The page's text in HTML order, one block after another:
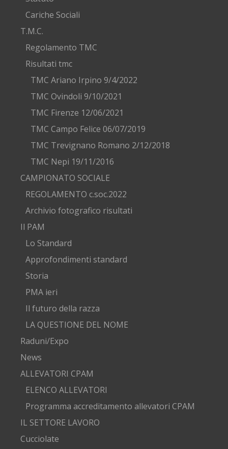
Cariche Sociali
T.M.C.
Regolamento TMC
Risultati tmc
TMC Ariano Irpino 9/4/2022
TMC Ovindoli 9/10/2021
TMC Firenze 12/06/2021
TMC Campo Felice 06/07/2019
TMC Trevignano Romano 2/12/2018
TMC Nepi 19/11/2016
CAMPIONATO SOCIALE
REGOLAMENTO c.soc.2022
Archivio fotografico risultati
Il PAM
Lo Standard
Approfondimenti standard
Storia
PMA ieri
Il futuro della razza
LA QUESTIONE DEL NOME
Raduni/Expo
News
ALLEVATORI CPAM
ELENCO ALLEVATORI
Programma accreditamento allevatori CPAM
IL SETTORE LAVORO
Cucciolate